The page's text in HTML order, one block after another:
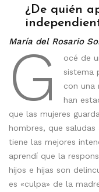
¿De quién
María del Rosario
G
océ de
sistema
con una
han
que las mujeres
hombres, que
tiene las mejores
aprendí que la
hijos e hijas son
es «culpa» de la